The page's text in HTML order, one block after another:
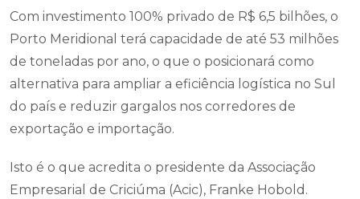
Com investimento 100% privado de R$ 6,5 bilhões, o
Porto Meridional terá capacidade de até 53 milhões
de toneladas por ano, o que o posicionará como
alternativa para ampliar a eficiência logística no Sul
do país e reduzir gargalos nos corredores de
exportação e importação.
Isto é o que acredita o presidente da Associação
Empresarial de Criciúma (Acic), Franke Hobold.